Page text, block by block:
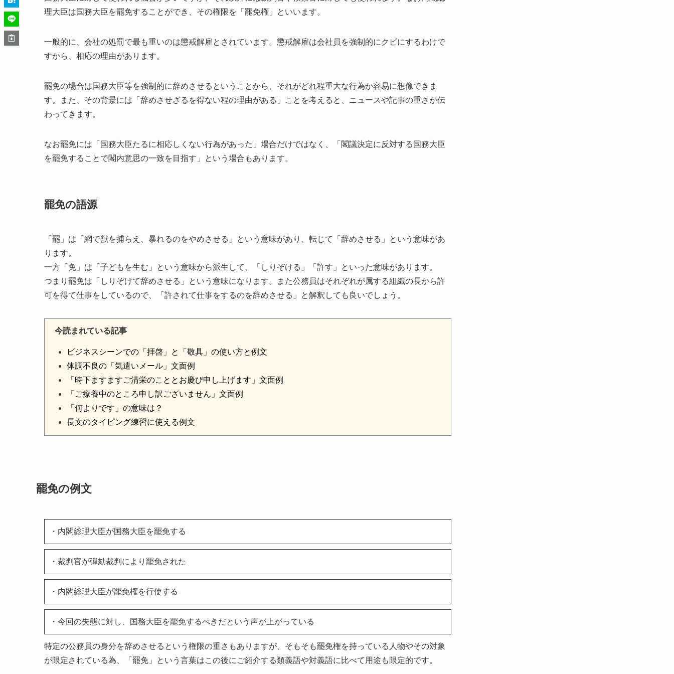
理大臣は国務大臣を罷免することができ、その権限を「罷免権」といいます。
一般的に、会社の処罰で最も重いのは懲戒解雇とされています。懲戒解雇は会社員を強制的にクビにするわけで
すから、相応の理由があります。
罷免の場合は国務大臣等を強制的に辞めさせるということから、それがどれ程重大な行為か容易に想像できま
す。また、その背景には「辞めさせざるを得ない程の理由がある」ことを考えると、ニュースや記事の重さが伝
わってきます。
なお罷免には「国務大臣たるに相応しくない行為があった」場合だけではなく、「閣議決定に反対する国務大臣
を罷免することで閣内意思の一致を目指す」という場合もあります。
罷免の語源
「罷」は「網で獣を捕らえ、暴れるのをやめさせる」という意味があり、転じて「辞めさせる」という意味があ
ります。
一方「免」は「子どもを生む」という意味から派生して、「しりぞける」「許す」といった意味があります。
つまり罷免は「しりぞけて辞めさせる」という意味になります。また公務員はそれぞれが属する組織の長から許
可を得て仕事をしているので、「許されて仕事をするのを辞めさせる」と解釈しても良いでしょう。
今読まれている記事
ビジネスシーンでの「拝啓」と「敬具」の使い方と例文
体調不良の「気遣いメール」文面例
「時下ますますご清栄のこととお慶び申し上げます」文面例
「ご療養中のところ申し訳ございません」文面例
「何よりです」の意味は？
長文のタイピング練習に使える例文
罷免の例文
・内閣総理大臣が国務大臣を罷免する
・裁判官が弾劾裁判により罷免された
・内閣総理大臣が罷免権を行使する
・今回の失態に対し、国務大臣を罷免するべきだという声が上がっている
特定の公務員の身分を辞めさせるという権限の重さもありますが、そもそも罷免権を持っている人物やその対象
が限定されている為、「罷免」という言葉はこの後にご紹介する類義語や対義語に比べて用途も限定的です。